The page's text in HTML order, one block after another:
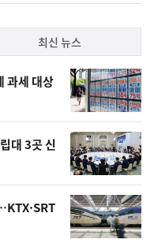
하
락
최신 뉴스
과세 대상
대 3곳 신